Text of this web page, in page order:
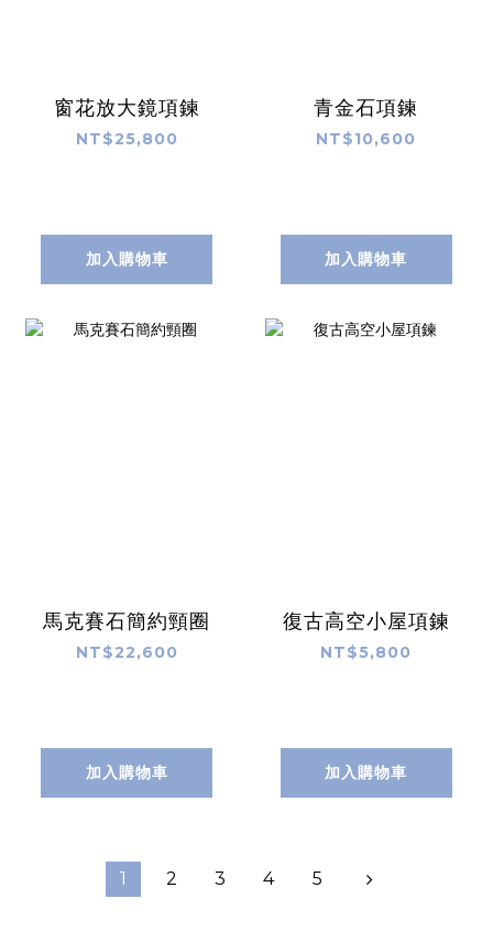
窗花放大鏡項鍊
NT$25,800
加入購物車
青金石項鍊
NT$10,600
加入購物車
馬克賽石簡約頸圈
NT$22,600
加入購物車
復古高空小屋項鍊
NT$5,800
加入購物車
1 2 3 4 5